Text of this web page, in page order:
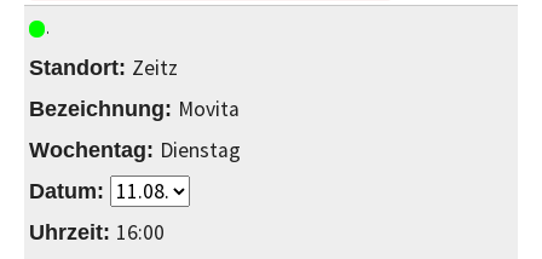
Zeitz
Movita
Dienstag
16:00